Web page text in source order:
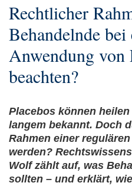
Rechtlicher
Behandelnde bei
Anwendung von
beachten?
Placebos können
langem bekannt. Doch
Rahmen einer
werden?
Wolf zählt auf, was
sollten – und erklärt,